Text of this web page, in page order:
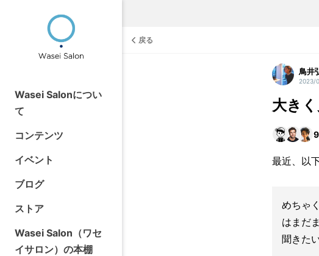
Wasei Salonについ
て
コンテンツ
イベント
ブログ
ストア
Wasei Salon（ワセ
イサロン）の本棚
戻る
鳥井
2023/
大き
9
最近、以
めちゃ
はまだ
聞きた